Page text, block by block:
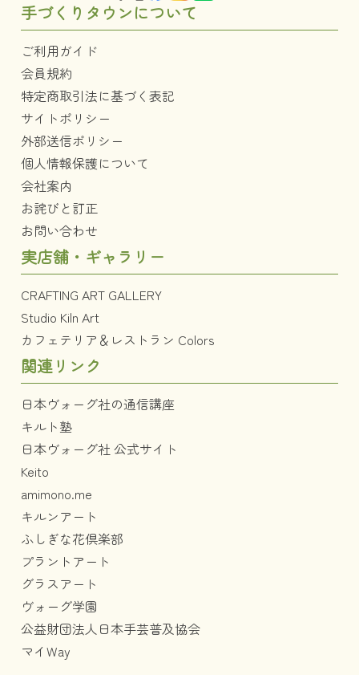
手づくりタウンについて
ご利用ガイド
会員規約
特定商取引法に基づく表記
サイトポリシー
外部送信ポリシー
個人情報保護について
会社案内
お詫びと訂正
お問い合わせ
実店舗・ギャラリー
CRAFTING ART GALLERY
Studio Kiln Art
カフェテリア＆レストラン Colors
関連リンク
日本ヴォーグ社の通信講座
キルト塾
日本ヴォーグ社 公式サイト
Keito
amimono.me
キルンアート
ふしぎな花倶楽部
プラントアート
グラスアート
ヴォーグ学園
公益財団法人日本手芸普及協会
マイWay